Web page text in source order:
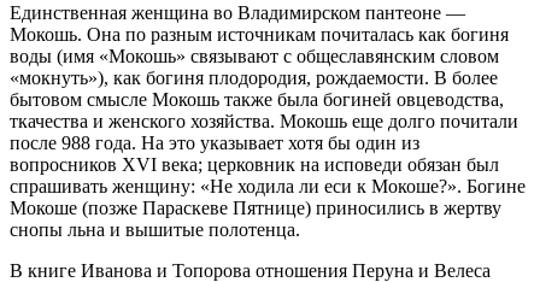
Единственная женщина во Владимирском пантеоне —
Мокошь. Она по разным источникам почиталась как богиня
воды (имя «Мокошь» связывают с общеславянским словом
«мокнуть»), как богиня плодородия, рождаемости. В более
бытовом смысле Мокошь также была богиней овцеводства,
ткачества и женского хозяйства. Мокошь еще долго почитали
после 988 года. На это указывает хотя бы один из
вопросников XVI века; церковник на исповеди обязан был
спрашивать женщину: «Не ходила ли еси к Мокоше?». Богине
Мокоше (позже Параскеве Пятнице) приносились в жертву
снопы льна и вышитые полотенца.
В книге Иванова и Топорова отношения Перуна и Велеса